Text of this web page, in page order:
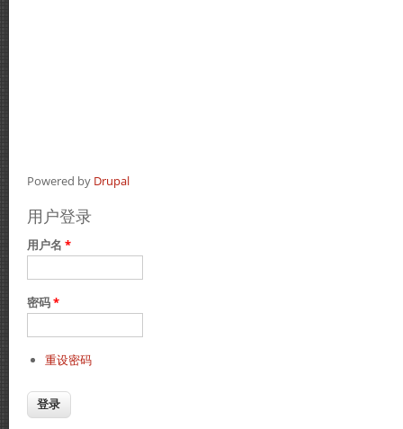
Powered by Drupal
用户登录
用户名 *
密码*
重设密码